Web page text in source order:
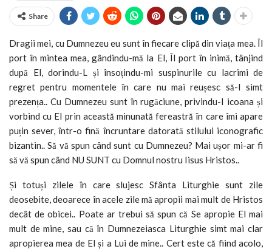
Share
Dragii mei, cu Dumnezeu eu sunt în fiecare clipă din viața mea. Îl
port în mintea mea, gândindu-mă la El, Îl port în inimă, tânjind
după El, dorindu-L și însoțindu-mi suspinurile cu lacrimi de
regret pentru momentele în care nu mai reușesc să-I simt
prezența.. Cu Dumnezeu sunt în rugăciune, privindu-I icoana și
vorbind cu El prin această minunată fereastră în care îmi apare
puțin sever, într-o fină încruntare datorată stilului iconografic
bizantin.. Să vă spun când sunt cu Dumnezeu? Mai ușor mi-ar fi
să vă spun când NU SUNT cu Domnul nostru Iisus Hristos..
Și totuși zilele în care slujesc Sfânta Liturghie sunt zile
deosebite, deoarece în acele zile mă apropii mai mult de Hristos
decât de obicei.. Poate ar trebui să spun că Se apropie El mai
mult de mine, sau că în Dumnezeiasca Liturghie simt mai clar
apropierea mea de El și a Lui de mine.. Cert este că fiind acolo,